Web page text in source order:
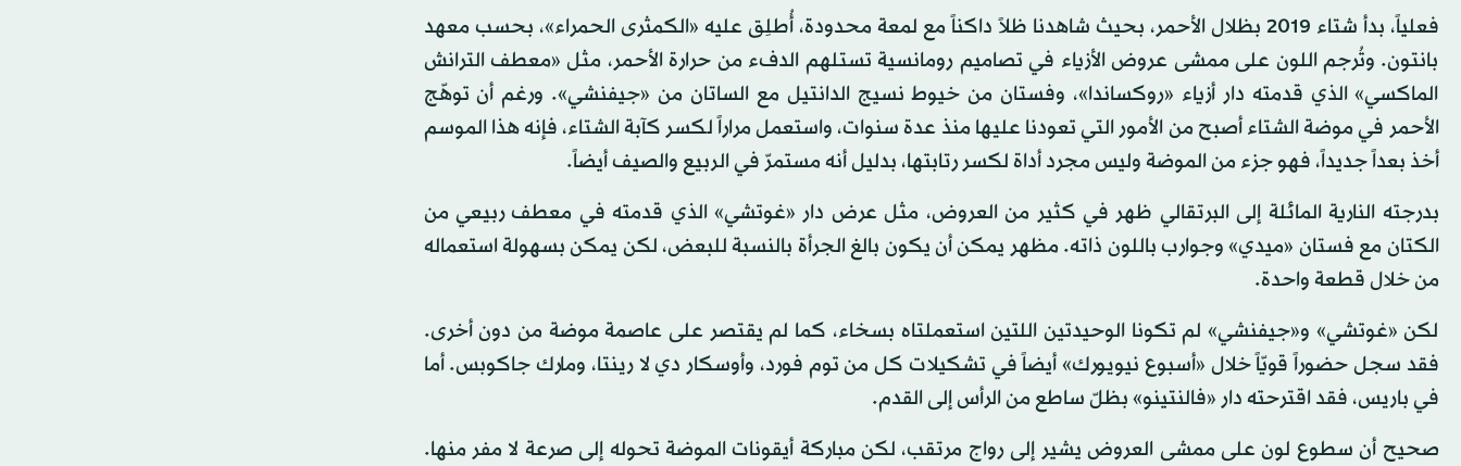
فعلياً، بدأ شتاء 2019 بظلال الأحمر، بحيث شاهدنا ظلاً داكناً مع لمعة محدودة، أُطلِق عليه «الكمثرى الحمراء»، بحسب معهد
بانتون. وتُرجم اللون على ممشى عروض الأزياء في تصاميم رومانسية تستلهم الدفء من حرارة الأحمر، مثل «معطف الترانش
الماكسي» الذي قدمته دار أزياء «روكساندا»، وفستان من خيوط نسيج الدانتيل مع الساتان من «جيفنشي». ورغم أن توهّج
الأحمر في موضة الشتاء أصبح من الأمور التي تعودنا عليها منذ عدة سنوات، واستعمل مراراً لكسر كآبة الشتاء، فإنه هذا الموسم
أخذ بعداً جديداً، فهو جزء من الموضة وليس مجرد أداة لكسر رتابتها، بدليل أنه مستمرّ في الربيع والصيف أيضاً.
بدرجته النارية المائلة إلى البرتقالي ظهر في كثير من العروض، مثل عرض دار «غوتشي» الذي قدمته في معطف ربيعي من
الكتان مع فستان «ميدي» وجوارب باللون ذاته. مظهر يمكن أن يكون بالغ الجرأة بالنسبة للبعض، لكن يمكن بسهولة استعماله
من خلال قطعة واحدة.
لكن «غوتشي» و«جيفنشي» لم تكونا الوحيدتين اللتين استعملتاه بسخاء، كما لم يقتصر على عاصمة موضة من دون أخرى.
فقد سجل حضوراً قويّاً خلال «أسبوع نيويورك» أيضاً في تشكيلات كل من توم فورد، وأوسكار دي لا رينتا، ومارك جاكوبس. أما
في باريس، فقد اقترحته دار «فالنتينو» بظلّ ساطع من الرأس إلى القدم.
صحيح أن سطوع لون على ممشى العروض يشير إلى رواج مرتقب، لكن مباركة أيقونات الموضة تحوله إلى صرعة لا مفر منها.